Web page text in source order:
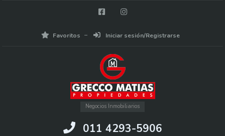
Favoritos Iniciar sesión/Registrarse
Negocios Inmobiliarios
011 4293-5906